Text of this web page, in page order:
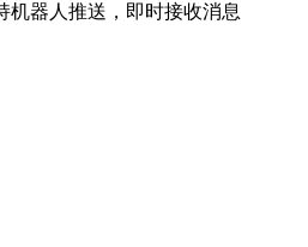
机器人推送，即时接收消息